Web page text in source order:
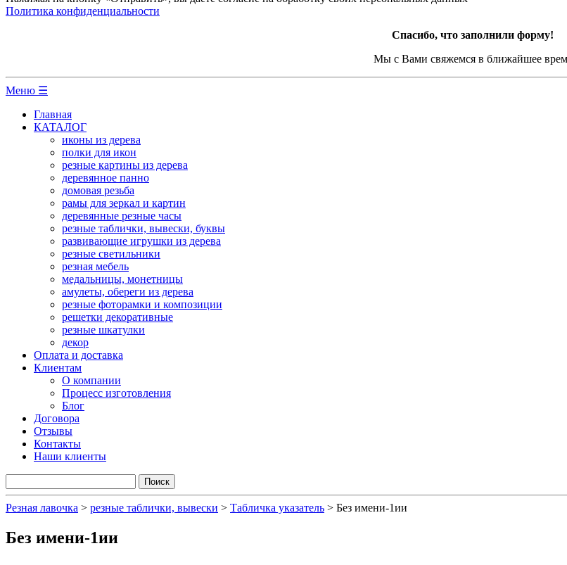
Политика конфиденциальности
Спасибо, что заполнили форму!
Мы с Вами свяжемся в ближайшее
Меню ☰
Главная
КАТАЛОГ
иконы из дерева
полки для икон
резные картины из дерева
деревянное панно
домовая резьба
рамы для зеркал и картин
деревянные резные часы
резные таблички, вывески, буквы
развивающие игрушки из дерева
резные светильники
резная мебель
медальницы, монетницы
амулеты, обереги из дерева
резные фоторамки и композиции
решетки декоративные
резные шкатулки
декор
Оплата и доставка
Клиентам
О компании
Процесс изготовления
Блог
Договора
Отзывы
Контакты
Наши клиенты
Резная лавочка > резные таблички, вывески > Табличка указатель > Без имени-1ии
Без имени-1ии